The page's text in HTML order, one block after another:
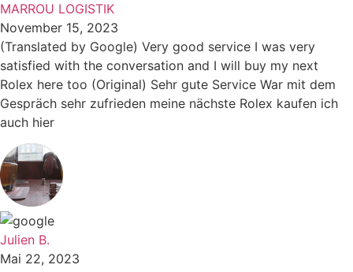
MARROU LOGISTIK
November 15, 2023
(Translated by Google) Very good service I was very
satisfied with the conversation and I will buy my next
Rolex here too (Original) Sehr gute Service War mit dem
Gespräch sehr zufrieden meine nächste Rolex kaufen ich
auch hier
Julien B.
Mai 22, 2023